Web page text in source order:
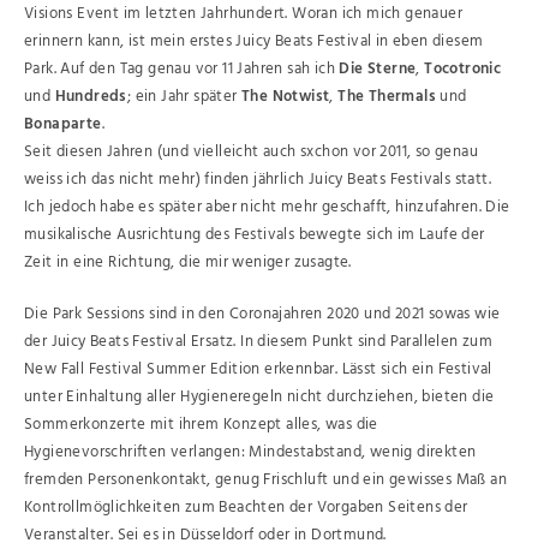
Visions Event im letzten Jahrhundert. Woran ich mich genauer
erinnern kann, ist mein erstes Juicy Beats Festival in eben diesem
Park. Auf den Tag genau vor 11 Jahren sah ichDie Sterne,Tocotronic
und Hundreds; ein Jahr späterThe Notwist,The Thermals und
Bonaparte.
Seit diesen Jahren (und vielleicht auch sxchon vor 2011, so genau
weiss ich das nicht mehr) finden jährlich Juicy Beats Festivals statt.
Ich jedoch habe es später aber nicht mehr geschafft, hinzufahren. Die
musikalische Ausrichtung des Festivals bewegte sich im Laufe der
Zeit in eine Richtung, die mir weniger zusagte.
Die Park Sessions sind in den Coronajahren 2020 und 2021 sowas wie
der Juicy Beats Festival Ersatz. In diesem Punkt sind Parallelen zum
New Fall Festival Summer Edition erkennbar. Lässt sich ein Festival
unter Einhaltung aller Hygieneregeln nicht durchziehen, bieten die
Sommerkonzerte mit ihrem Konzept alles, was die
Hygienevorschriften verlangen: Mindestabstand, wenig direkten
fremden Personenkontakt, genug Frischluft und ein gewisses Maß an
Kontrollmöglichkeiten zum Beachten der Vorgaben Seitens der
Veranstalter. Sei es in Düsseldorf oder in Dortmund.